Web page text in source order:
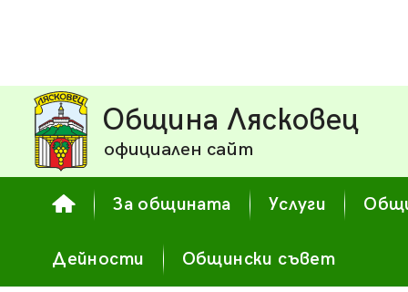
Община Лясковец
официален сайт
За общината Услуги
Дейности Общински съвет